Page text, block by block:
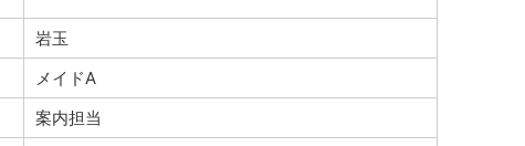
岩玉
メイドA
案内担当